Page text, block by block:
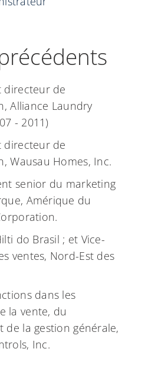
directeur de
Alliance Laundry
- 2011)
directeur de
Wausau Homes, Inc.
senior du marketing
Amérique du
do Brasil ; et Vice-
ventes, Nord-Est des
dans les
la vente, du
de la gestion générale,
Inc.